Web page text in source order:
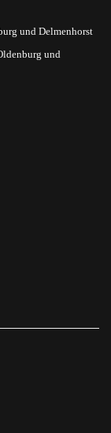
und Delmenhorst
und